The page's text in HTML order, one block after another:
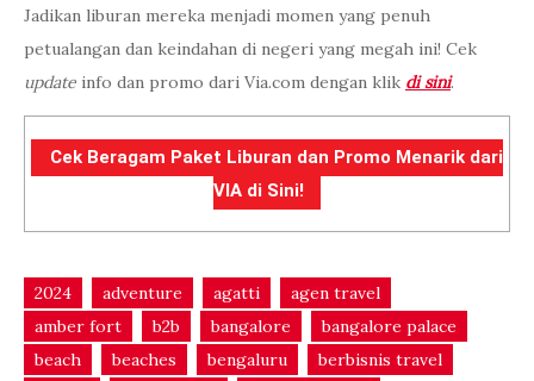
Jadikan liburan mereka menjadi momen yang penuh
petualangan dan keindahan di negeri yang megah ini! Cek
update info dan promo dari Via.com dengan klik di sini.
Cek Beragam Paket Liburan dan Promo Menarik dari
VIA di Sini!
2024 adventure agatti
agen travel
amber fort
b2b bangalore
bangalore palace
beach
beaches bengaluru
berbisnis travel